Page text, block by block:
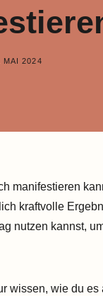
MAI 2024
manifestieren
kraftvolle
nutzen kannst,
wissen, wie du es